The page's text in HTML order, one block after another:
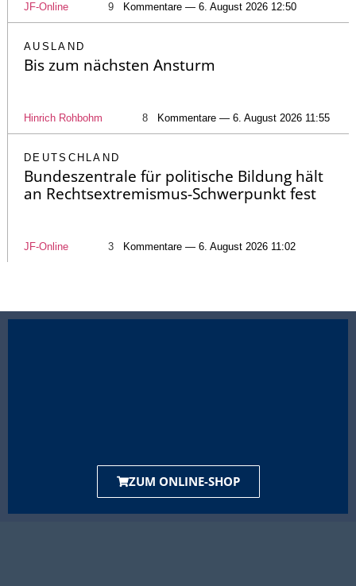
JF-Online 9 Kommentare — 6. August 2026 12:50
AUSLAND
Bis zum nächsten Ansturm
Hinrich Rohbohm 8 Kommentare — 6. August 2026 11:55
DEUTSCHLAND
Bundeszentrale für politische Bildung hält
an Rechtsextremismus-Schwerpunkt fest
JF-Online 3 Kommentare — 6. August 2026 11:02
ZUM ONLINE-SHOP